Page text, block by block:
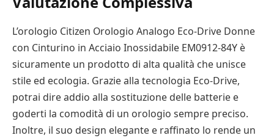
L’orologio Citizen Orologio Analogo Eco-Drive Donne
con Cinturino in Acciaio Inossidabile EM0912-84Y è
sicuramente un prodotto di alta qualità che unisce
stile ed ecologia. Grazie alla tecnologia Eco-Drive,
potrai dire addio alla sostituzione delle batterie e
goderti la comodità di un orologio sempre preciso.
Inoltre, il suo design elegante e raffinato lo rende un